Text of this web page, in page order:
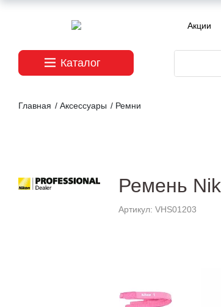
Акции
Каталог
Главная / Аксессуары / Ремни
Ремень
Артикул: VHS01203